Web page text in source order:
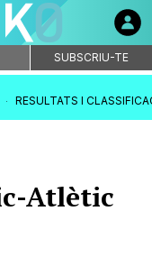
SUBSCRIU-TE
RESULTATS I
Atlètic